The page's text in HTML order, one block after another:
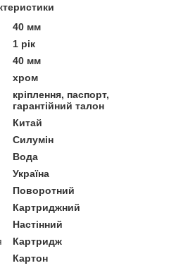
40 мм
1 рік
40 мм
хром
кріплення, паспорт,
гарантійний талон
Китай
Силумін
Вода
Україна
Поворотний
Картриджний
Настінний
Картридж
Картон